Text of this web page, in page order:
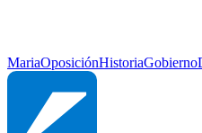
MariaOposiciónHistoriaGobierno